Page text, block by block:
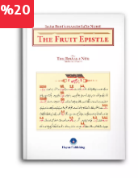
%20